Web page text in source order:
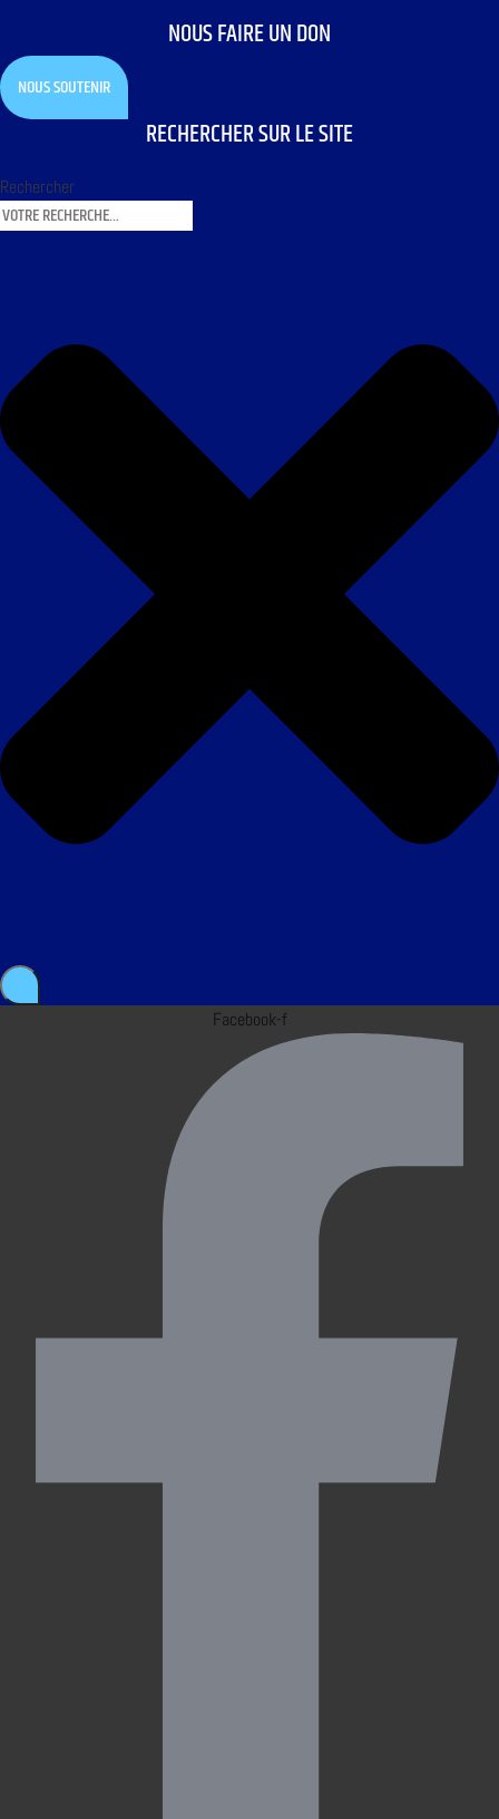
NOUS FAIRE UN DON
NOUS SOUTENIR
RECHERCHER SUR LE SITE
Rechercher
Facebook-f